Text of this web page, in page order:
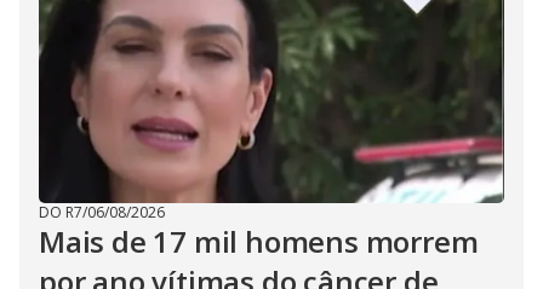
DO R7/06/08/2026
Mais de 17 mil homens morrem